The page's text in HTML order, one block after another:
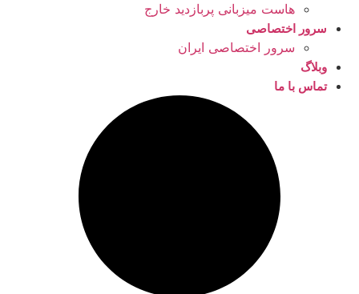
هاست میزبانی پربازدید خارج
سرور اختصاصی
سرور اختصاصی ایران
وبلاگ
تماس با ما